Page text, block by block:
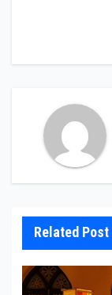
Related Post